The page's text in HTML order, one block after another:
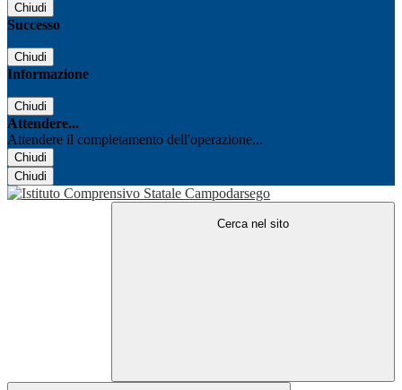
Chiudi
Successo
Chiudi
Informazione
Chiudi
Attendere...
Attendere il completamento dell'operazione...
Chiudi
Chiudi
Cerca nel sito